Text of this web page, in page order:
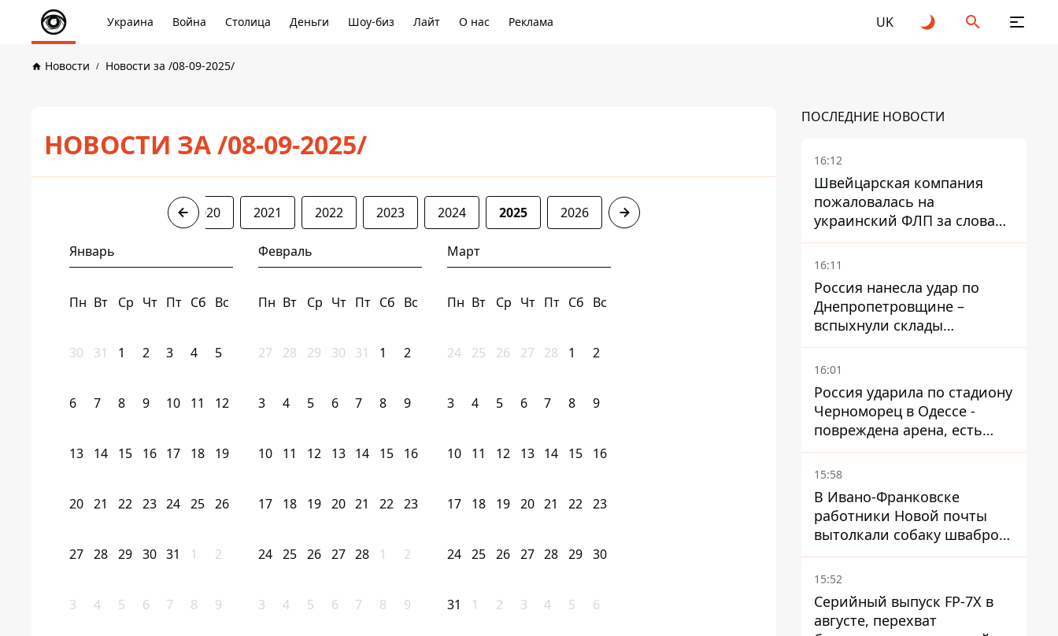
Украина Война Столица Деньги Шоу-биз Лайт О нас Реклама UK
Новости Новости за /08-09-2025/
НОВОСТИ ЗА /08-09-2025/
2020 2021 2022 2023 2024 2025 2026
Январь
Пн Вт Ср Чт Пт Сб Вс
30 31 1 2 3 4 5
6 7 8 9 10 11 12
13 14 15 16 17 18 19
20 21 22 23 24 25 26
27 28 29 30 31 1 2
3 4 5 6 7 8 9
Февраль
Пн Вт Ср Чт Пт Сб Вс
27 28 29 30 31 1 2
3 4 5 6 7 8 9
10 11 12 13 14 15 16
17 18 19 20 21 22 23
24 25 26 27 28 1 2
3 4 5 6 7 8 9
Март
Пн Вт Ср Чт Пт Сб Вс
24 25 26 27 28 1 2
3 4 5 6 7 8 9
10 11 12 13 14 15 16
17 18 19 20 21 22 23
24 25 26 27 28 29 30
31 1 2 3 4 5 6
ПОСЛЕДНИЕ НОВОСТИ
16:12
Швейцарская компания
пожаловалась на
украинский ФЛП за слова
SUN SCRIPTION на упаковке
крема - АМКУ наложил
16:11
Россия нанесла удар по
Днепропетровщине –
вспыхнули склады
логистической компании
16:01
Россия ударила по стадиону
Черноморец в Одессе -
повреждена арена, есть
пострадавший
15:58
В Ивано-Франковске
работники Новой почты
вытолкали собаку шваброй
в 37-градусную жару -
реакция компании
15:52
Серийный выпуск FP-7X в
августе, перехват